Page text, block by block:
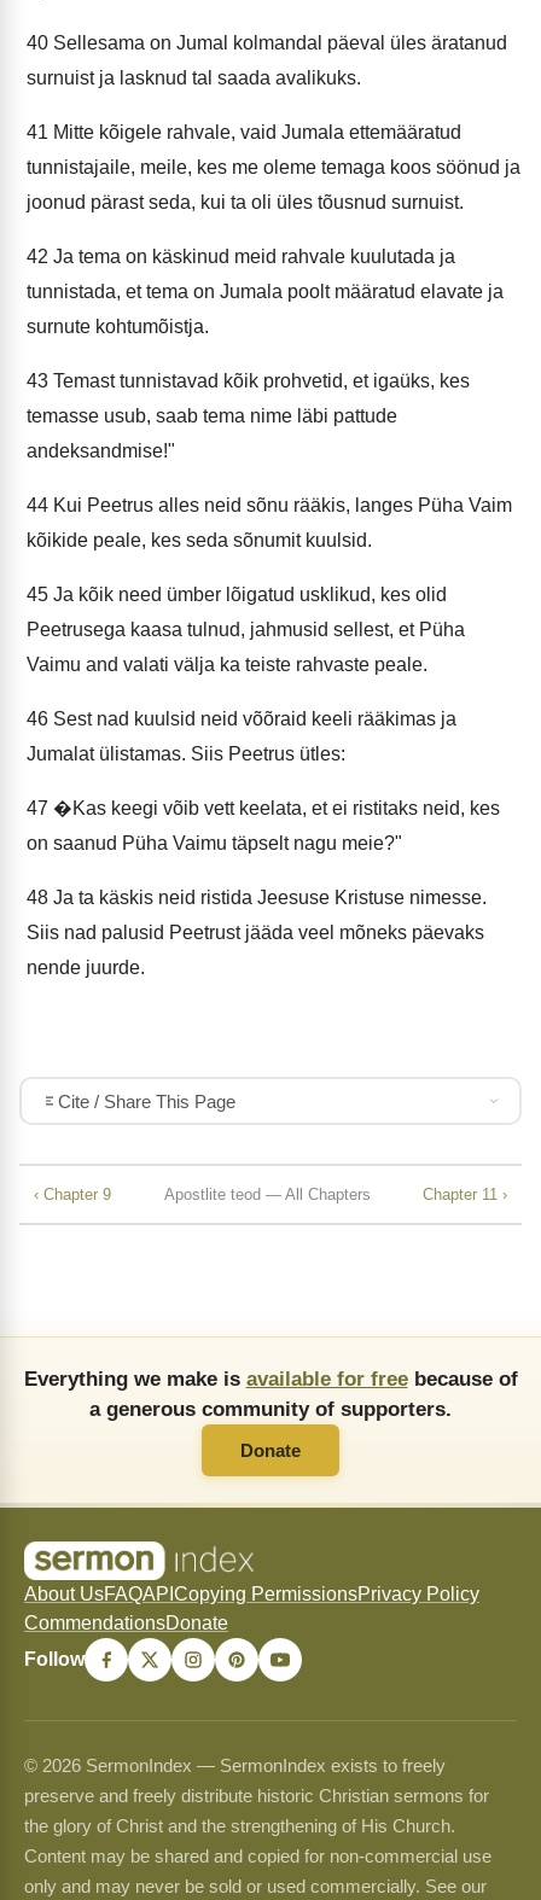
40 Sellesama on Jumal kolmandal päeval üles äratanud
surnuist ja lasknud tal saada avalikuks.
41 Mitte kõigele rahvale, vaid Jumala ettemääratud
tunnistajaile, meile, kes me oleme temaga koos söönud ja
joonud pärast seda, kui ta oli üles tõusnud surnuist.
42 Ja tema on käskinud meid rahvale kuulutada ja
tunnistada, et tema on Jumala poolt määratud elavate ja
surnute kohtumõistja.
43 Temast tunnistavad kõik prohvetid, et igaüks, kes
temasse usub, saab tema nime läbi pattude
andeksandmise!"
44 Kui Peetrus alles neid sõnu rääkis, langes Püha Vaim
kõikide peale, kes seda sõnumit kuulsid.
45 Ja kõik need ümber lõigatud usklikud, kes olid
Peetrusega kaasa tulnud, jahmusid sellest, et Püha
Vaimu and valati välja ka teiste rahvaste peale.
46 Sest nad kuulsid neid võõraid keeli rääkimas ja
Jumalat ülistamas. Siis Peetrus ütles:
47 �Kas keegi võib vett keelata, et ei ristitaks neid, kes
on saanud Püha Vaimu täpselt nagu meie?"
48 Ja ta käskis neid ristida Jeesuse Kristuse nimesse.
Siis nad palusid Peetrust jääda veel mõneks päevaks
nende juurde.
Cite / Share This Page
‹ Chapter 9 Apostlite teod — All Chapters Chapter 11 ›
Everything we make is available for freebecause of
a generous community of supporters.
Donate
About UsFAQAPI Copying PermissionsPrivacy Policy
CommendationsDonate
Follow
© 2026 SermonIndex — SermonIndex exists to freely
preserve and freely distribute historic Christian sermons for
the glory of Christ and the strengthening of His Church.
Content may be shared and copied for non-commercial use
only and may never be sold or used commercially. See our